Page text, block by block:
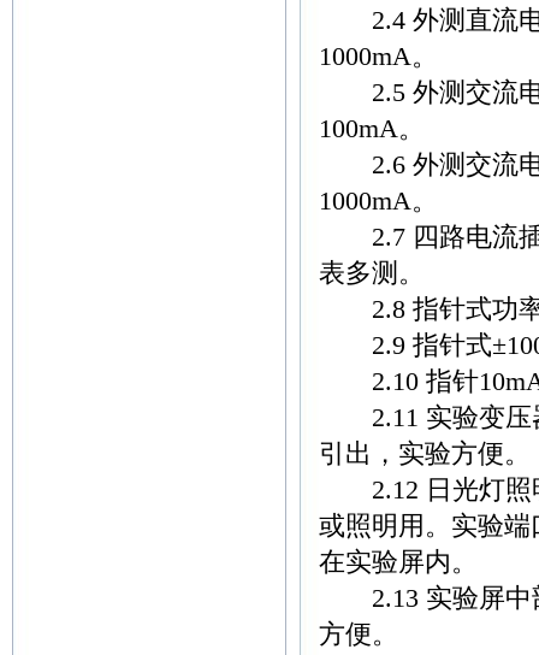
2.4 外测直流电
1000mA。
2.5 外测交流电
100mA。
2.6 外测交流电
1000mA。
2.7 四路电流插
表多测。
2.8 指针式功率
2.9 指针式
2.10 指针10mA
2.11 实验变压
引出，实验方便。
2.12 日光灯照
或照明用。实验
在实验屏内。
2.13 实验屏中
方便。